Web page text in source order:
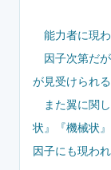
能力者に現わ
因子次第だ
が見受けられる
また翼に関
状』『機械状
因子にも現わ